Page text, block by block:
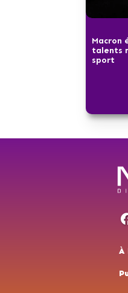
Macron
talents
sport
À